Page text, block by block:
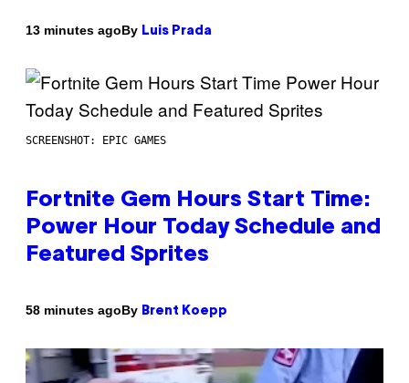
13 minutes agoBy Luis Prada
SCREENSHOT: EPIC GAMES
Fortnite Gem Hours Start Time:
Power Hour Today Schedule and
Featured Sprites
58 minutes agoBy Brent Koepp